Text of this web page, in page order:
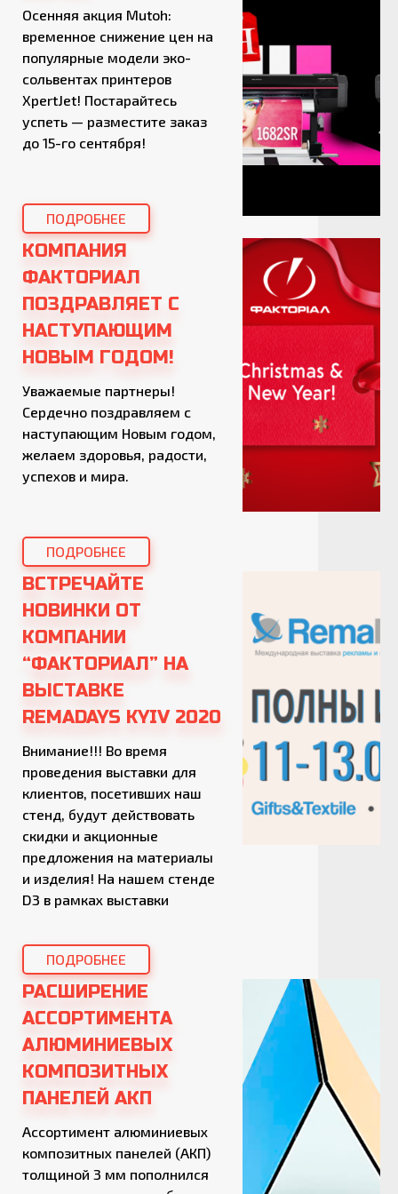
необходимые параметры
порезки нашим менеджерам
по продажам.
Осенняя акция Mutoh:
временное снижение цен на
популярные модели эко-
сольвентах принтеров
XpertJet! Постарайтесь
успеть — разместите заказ
до 15-го сентября!
ПОДРОБНЕЕ
КОМПАНИЯ
ФАКТОРИАЛ
ПОЗДРАВЛЯЕТ С
НАСТУПАЮЩИМ
НОВЫМ ГОДОМ!
Уважаемые партнеры!
Сердечно поздравляем с
наступающим Новым годом,
желаем здоровья, радости,
успехов и мира.
ПОДРОБНЕЕ
ВСТРЕЧАЙТЕ
НОВИНКИ ОТ
КОМПАНИИ
“ФАКТОРИАЛ” НА
ВЫСТАВКЕ
REMADAYS KYIV 2020
Внимание!!! Во время
проведения выставки для
клиентов, посетивших наш
стенд, будут действовать
скидки и акционные
предложения на материалы
и изделия! На нашем стенде
D3 в рамках выставки
пройдет в Международном
выставочном центре, г.Киев,
Броварской пр-т, 15, будут
разнообразные новинки для
сферы рекламы. Среди них
новые имена вспененного
ПВХ от компании […]
ПОДРОБНЕЕ
РАСШИРЕНИЕ
АССОРТИМЕНТА
АЛЮМИНИЕВЫХ
КОМПОЗИТНЫХ
ПАНЕЛЕЙ АКП
Ассортимент алюминиевых
композитных панелей (АКП)
толщиной 3 мм пополнился